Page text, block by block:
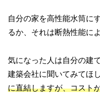
自分の家を高性能水筒に
るか、それは断熱性能に
気になった人は自分の建
建築会社に聞いてみてほ
に直結しますが、コスト